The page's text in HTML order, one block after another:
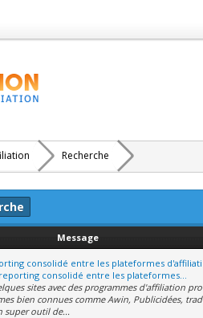
Recherche
Message
consolidé entre les plateformes
consolidé entre les plateformes...
sites avec des programmes d'affiliation
bien connues comme Awin, Publicidées,
super outil de...